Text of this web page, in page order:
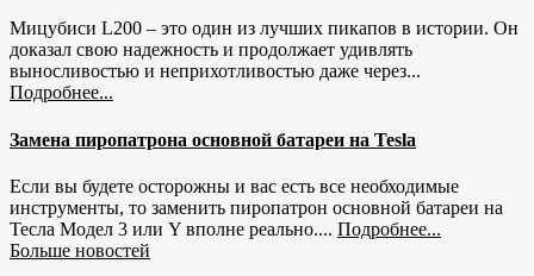
Мицубиси L200 – это один из лучших пикапов в истории. Он
доказал свою надежность и продолжает удивлять
выносливостью и неприхотливостью даже через...
Подробнее...
Замена пиропатрона основной батареи на Tesla
Если вы будете осторожны и вас есть все необходимые
инструменты, то заменить пиропатрон основной батареи на
Тесла Модел 3 или Y вполне реально.... Подробнее...
Больше новостей